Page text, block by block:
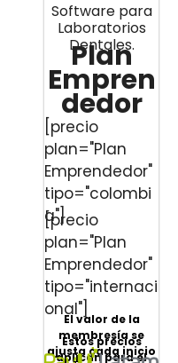
Software para
Laboratorios
Dentales.
Plan
Empren
dedor
[precio
plan="Plan
Emprendedor"
tipo="colombi
a"]
[precio
plan="Plan
Emprendedor"
tipo="internaci
onal"]El valor de la
membresía se
ajusta cada inicio
Estos precios
aplican para el